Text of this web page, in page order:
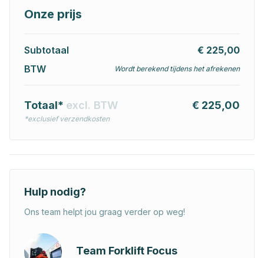
Onze prijs
Subtotaal
€ 225,00
BTW
Wordt berekend tijdens het afrekenen
Totaal* excl. BTW
*exclusief verzendkosten
€ 225,00
Hulp nodig?
Ons team helpt jou graag verder op weg!
Team Forklift Focus